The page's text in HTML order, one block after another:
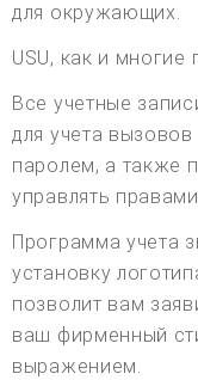
для окружающих.
USU, как и многие
Все учетные
для учета
паролем, а также
управлять
Программа учета
установку
позволит вам
ваш фирменный
выражением.